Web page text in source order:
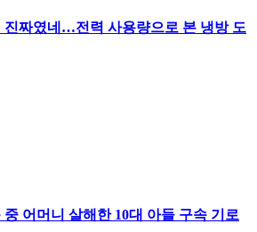
진짜였네…전력 사용량으로 본 냉방 도
어머니 살해한 10대 아들 구속 기로